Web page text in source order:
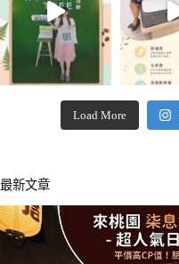
Load More
最新文章